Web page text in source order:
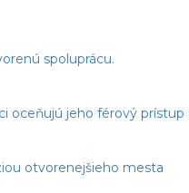
spoluprácu.
oceňujú jeho férový
otvorenejšieho mesta